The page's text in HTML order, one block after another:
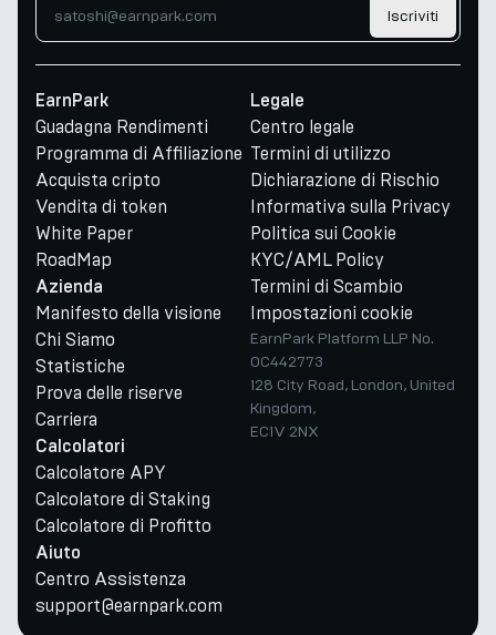
Iscriviti
EarnPark
Guadagna Rendimenti
Programma di Affiliazione
Acquista cripto
Vendita di token
White Paper
RoadMap
Azienda
Manifesto della visione
Chi Siamo
Statistiche
Prova delle riserve
Carriera
Calcolatori
Calcolatore APY
Calcolatore di Staking
Calcolatore di Profitto
Aiuto
Centro Assistenza
support@earnpark.com
Legale
Centro legale
Termini di utilizzo
Dichiarazione di Rischio
Informativa sulla Privacy
Politica sui Cookie
KYC/AML Policy
Termini di Scambio
Impostazioni cookie
EarnPark Platform LLP No.
OC442773
128 City Road, London, United
Kingdom,
EC1V 2NX